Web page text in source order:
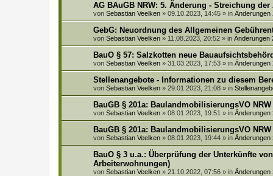
AG BAuGB NRW: 5. Änderung - Streichung
von Sebastian Veelken » 09.10.2023, 14:45 » in Änderungen
GebG: Neuordnung des Allgemeinen
von Sebastian Veelken » 11.08.2023, 20:52 » in Änderungen
BauO § 57: Salzkotten neue
von Sebastian Veelken » 31.03.2023, 17:53 » in Änderungen
Stellenangebote - Informationen zu diesem
von Sebastian Veelken » 29.01.2023, 21:08 » in
BauGB § 201a: BaulandmobilisierungsVO NRW
von Sebastian Veelken » 08.01.2023, 19:51 » in Änderungen
BauGB § 201a: BaulandmobilisierungsVO NRW
von Sebastian Veelken » 08.01.2023, 19:44 » in Änderungen
BauO § 3 u.a.: Überprüfung der Unterkünfte
Arbeiterwohnungen)
von Sebastian Veelken » 21.10.2022, 07:56 » in Änderungen